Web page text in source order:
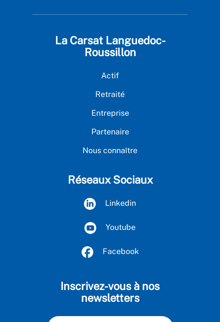
La Carsat Languedoc-
Roussillon
Actif
Retraité
Entreprise
Partenaire
Nous connaître
Réseaux Sociaux
Linkedin
Youtube
Facebook
Inscrivez-vous à nos
newsletters